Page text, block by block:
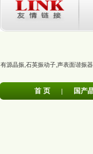
有源晶振,石英振动子,声表面谐振器
首 页 国产